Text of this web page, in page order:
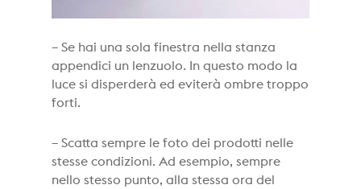
– Se hai una sola finestra nella stanza
appendici un lenzuolo. In questo modo la
luce si disperderà ed eviterà ombre troppo
forti.
– Scatta sempre le foto dei prodotti nelle
stesse condizioni. Ad esempio, sempre
nello stesso punto, alla stessa ora del